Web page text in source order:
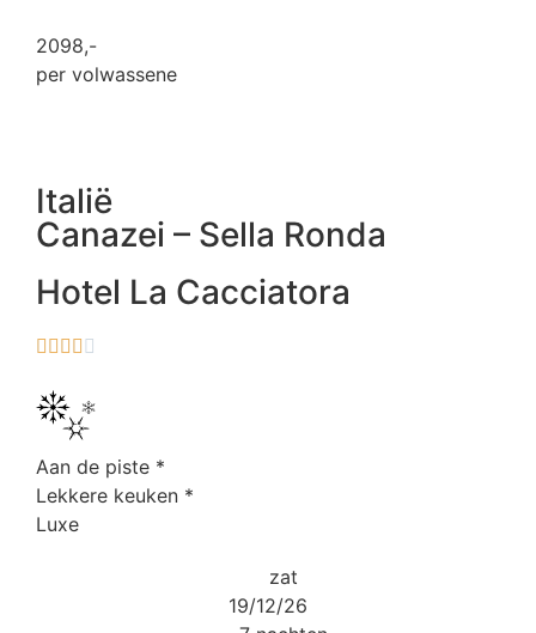
2098,-
per volwassene
Italië
Canazei – Sella Ronda
Hotel La Cacciatora
    
Aan de piste *
Lekkere keuken *
Luxe
zat
19/12/26